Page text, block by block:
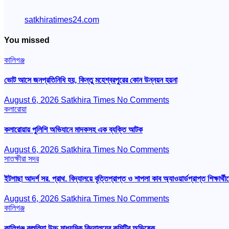
satkhiratimes24.com
You missed
কালিগঞ্জ
ভোট আসে জনপ্রতিনিধি হয়, কিন্তু মহেশ্বরপুরের কোন উন্নয়ন হয়না
August 6, 2026 Satkhira Times No Comments
কলারোয়া
কলারোয়ায় পুলিশি অভিযানে মাদকসহ এক ব্যক্তি আটক
August 6, 2026 Satkhira Times No Comments
সাতক্ষীরা সদর
ইটগাছা আদর্শ সর. প্রাথ. বিদ্যালয়ে বৃত্তিপ্রাপ্ত ও শাপলা কাব অ্যাওয়ার্ডপ্রাপ্ত
August 6, 2026 Satkhira Times No Comments
কালিগঞ্জ